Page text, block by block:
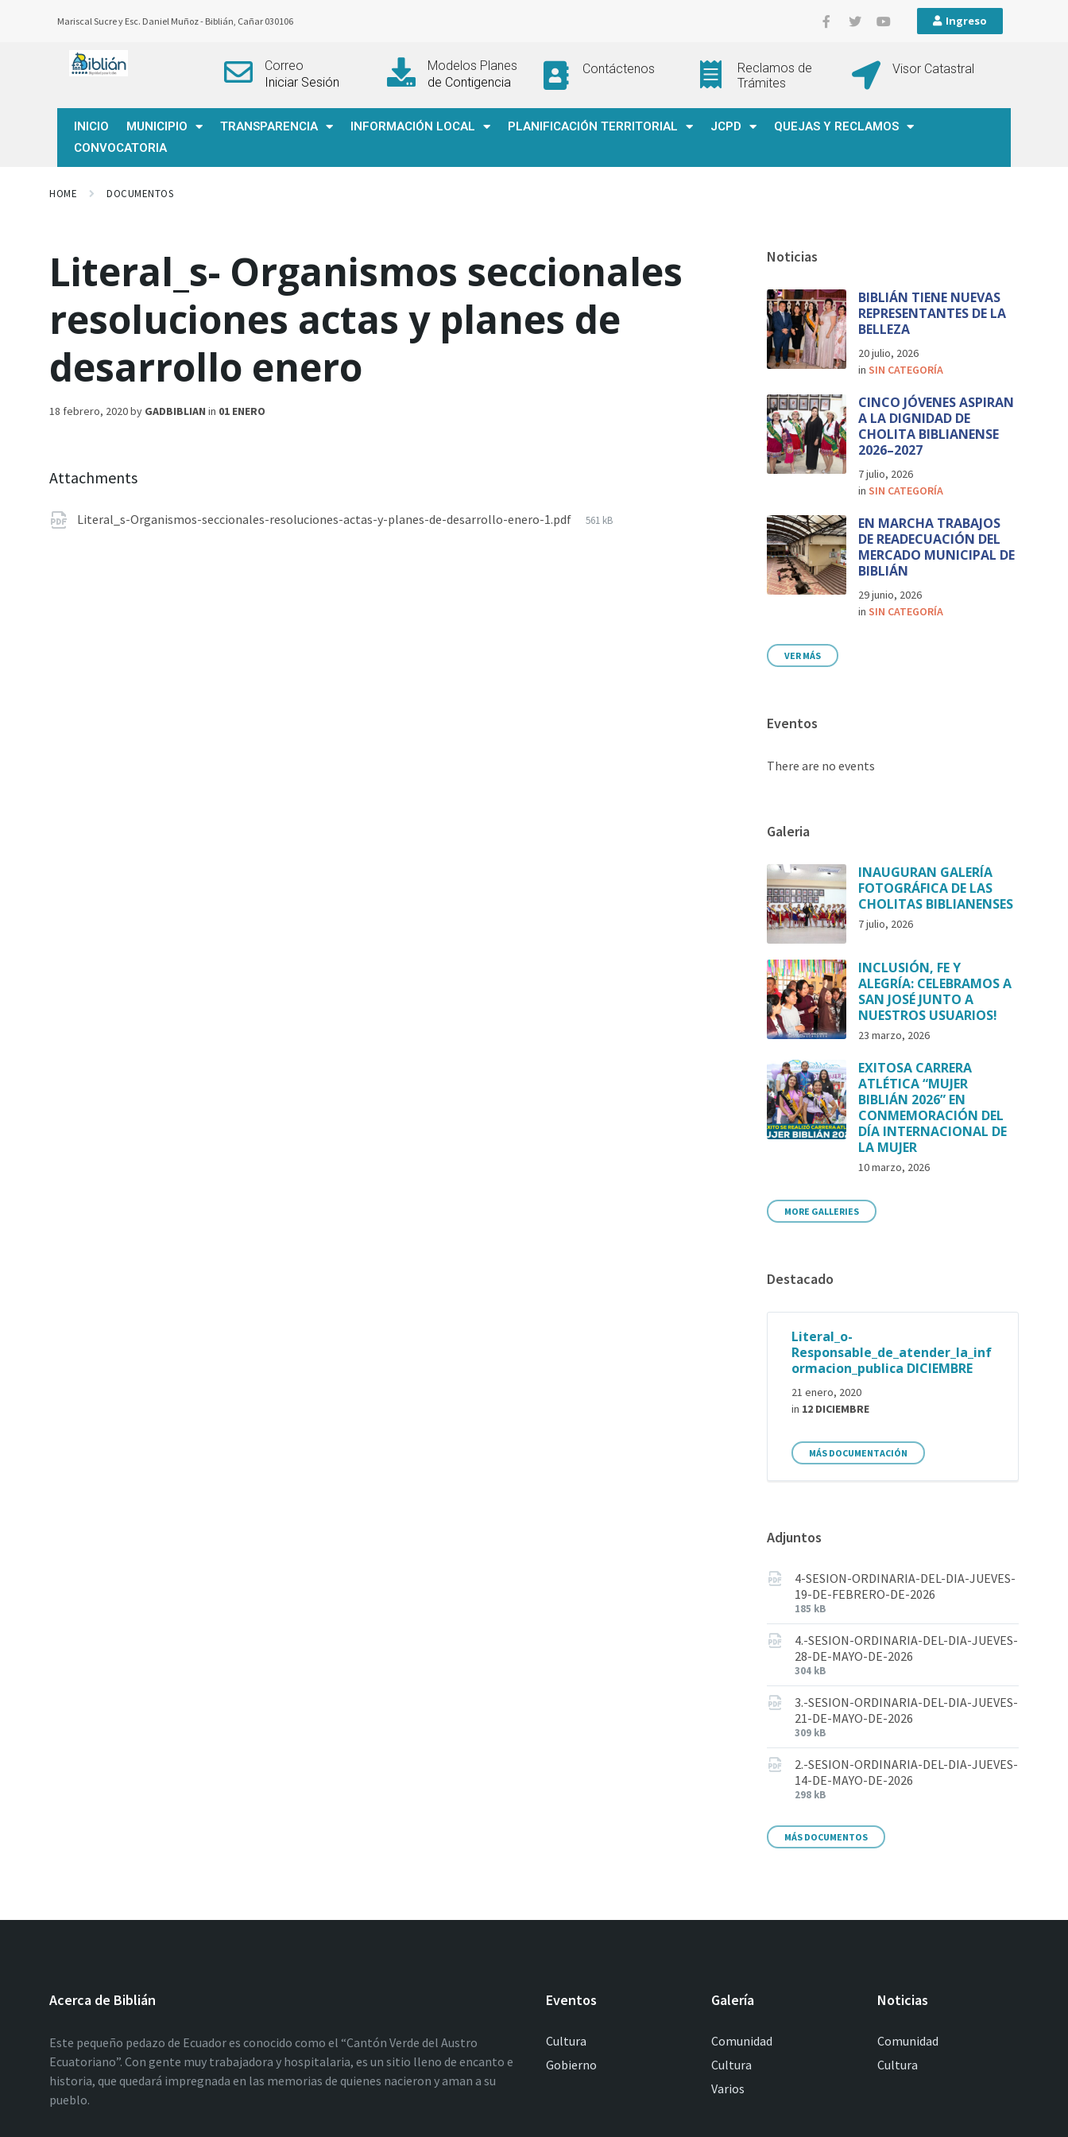
Mariscal Sucre y Esc. Daniel Muñoz - Biblián, Cañar 030106 Ingreso
Correo
Iniciar Sesión
Modelos Planes
de Contigencia
Contáctenos
Reclamos de
Trámites
Visor Catastral
INICIO MUNICIPIO TRANSPARENCIA INFORMACIÓN LOCAL PLANIFICACIÓN TERRITORIAL JCPD
QUEJAS Y RECLAMOS
CONVOCATORIA
HOME DOCUMENTOS
Literal_s- Organismos seccionales
resoluciones actas y planes de
desarrollo enero
18 febrero, 2020by GADBIBLIAN in 01 ENERO
Attachments
Literal_s-Organismos-seccionales-resoluciones-actas-y-planes-de-desarrollo-enero-1.pdf 561 kB
Noticias
BIBLIÁN TIENE NUEVAS
REPRESENTANTES DE LA
BELLEZA
20 julio, 2026
inSIN CATEGORÍA
CINCO JÓVENES ASPIRAN
A LA DIGNIDAD DE
CHOLITA BIBLIANENSE
2026–2027
7 julio, 2026
inSIN CATEGORÍA
EN MARCHA TRABAJOS
DE READECUACIÓN DEL
MERCADO MUNICIPAL DE
BIBLIÁN
29 junio, 2026
inSIN CATEGORÍA
VER MÁS
Eventos
There are no events
Galeria
INAUGURAN GALERÍA
FOTOGRÁFICA DE LAS
CHOLITAS BIBLIANENSES
7 julio, 2026
INCLUSIÓN, FE Y
ALEGRÍA: CELEBRAMOS A
SAN JOSÉ JUNTO A
NUESTROS USUARIOS!
23 marzo, 2026
EXITOSA CARRERA
ATLÉTICA “MUJER
BIBLIÁN 2026” EN
CONMEMORACIÓN DEL
DÍA INTERNACIONAL DE
LA MUJER
10 marzo, 2026
MORE GALLERIES
Destacado
Literal_o-
Responsable_de_atender_la_inf
ormacion_publica DICIEMBRE
21 enero, 2020
in 12 DICIEMBRE
MÁS DOCUMENTACIÓN
Adjuntos
4-SESION-ORDINARIA-DEL-DIA-JUEVES-
19-DE-FEBRERO-DE-2026
185 kB
4.-SESION-ORDINARIA-DEL-DIA-JUEVES-
28-DE-MAYO-DE-2026
304 kB
3.-SESION-ORDINARIA-DEL-DIA-JUEVES-
21-DE-MAYO-DE-2026
309 kB
2.-SESION-ORDINARIA-DEL-DIA-JUEVES-
14-DE-MAYO-DE-2026
298 kB
MÁS DOCUMENTOS
Acerca de Biblián
Este pequeño pedazo de Ecuador es conocido como el “Cantón Verde del Austro
Ecuatoriano”. Con gente muy trabajadora y hospitalaria, es un sitio lleno de encanto e
historia, que quedará impregnada en las memorias de quienes nacieron y aman a su
pueblo.
Eventos
Cultura
Gobierno
Galería
Comunidad
Cultura
Varios
Noticias
Comunidad
Cultura